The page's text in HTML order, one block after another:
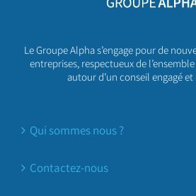
Le Groupe Alpha s’engage pour de
entreprises, respectueux de
autour d’un conseil engagé
Qui sommes nous ?
Contactez-nous